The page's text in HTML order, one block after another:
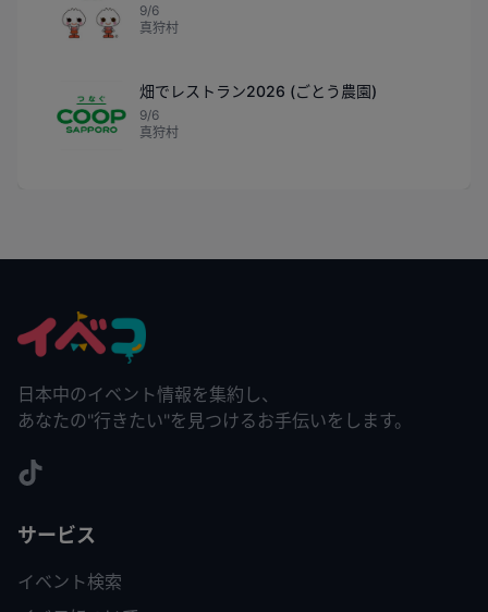
9/6
真狩村
畑でレストラン2026 (ごとう農園)
9/6
真狩村
日本中のイベント情報を集約し、
あなたの"行きたい"を見つけるお手伝いをします。
サービス
イベント検索